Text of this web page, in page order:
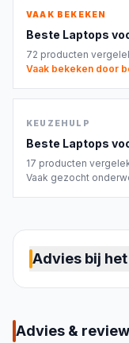
VAAK BEKEKEN
Beste Laptops
72 producten
Vaak bekeken door
KEUZEHULP
Beste Laptops
17 producten
Vaak gezocht
Advies bij
naar een
Advies &